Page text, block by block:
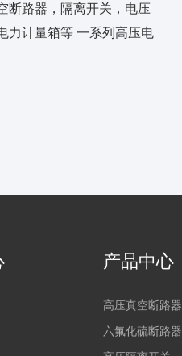
断路器，隔离开关，电压
力计量箱等 一系列高压电
产品中心
高压真空断路器
六氟化硫断路器